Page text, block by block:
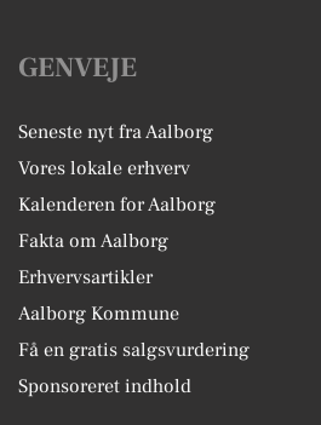
GENVEJE
Seneste nyt fra Aalborg
Vores lokale erhverv
Kalenderen for Aalborg
Fakta om Aalborg
Erhvervsartikler
Aalborg Kommune
Få en gratis salgsvurdering
Sponsoreret indhold